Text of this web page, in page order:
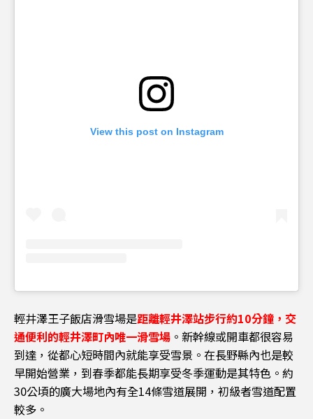
View this post on Instagram
輕井澤王子飯店滑雪場是距離輕井澤站步行約10分鐘，交
通便利的輕井澤町內唯一滑雪場 。新幹線或開車都很容易
到達，從都心短時間內就能享受雪景。在長野縣內也是較
早開始營業，到春季都能長期享受冬季運動是其特色。約
30公頃的廣大場地內有全14條雪道展開，初級者雪道配置
較多。